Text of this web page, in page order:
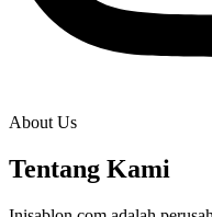
About Us
Tentang Kami